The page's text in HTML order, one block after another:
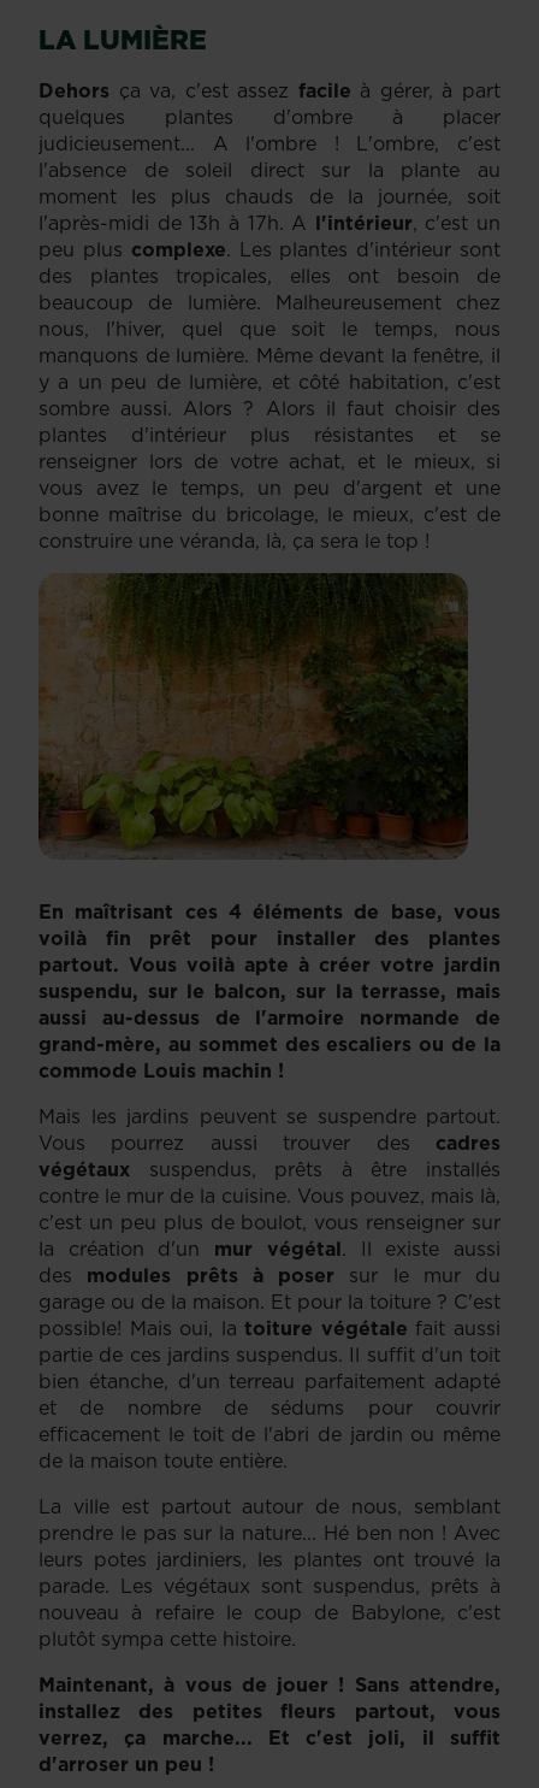
LA LUMIÈRE
Dehors ça va, c'est assez facile à gérer, à part
quelques plantes d'ombre à placer
judicieusement... A l'ombre ! L'ombre, c'est
l'absence de soleil direct sur la plante au
moment les plus chauds de la journée, soit
l'après-midi de 13h à 17h. A l'intérieur, c'est un
peu plus complexe. Les plantes d'intérieur sont
des plantes tropicales, elles ont besoin de
beaucoup de lumière. Malheureusement chez
nous, l'hiver, quel que soit le temps, nous
manquons de lumière. Même devant la fenêtre, il
y a un peu de lumière, et côté habitation, c'est
sombre aussi. Alors ? Alors il faut choisir des
plantes d'intérieur plus résistantes et se
renseigner lors de votre achat, et le mieux, si
vous avez le temps, un peu d'argent et une
bonne maîtrise du bricolage, le mieux, c'est de
construire une véranda, là, ça sera le top !
En maîtrisant ces 4 éléments de base, vous
voilà fin prêt pour installer des plantes
partout. Vous voilà apte à créer votre jardin
suspendu, sur le balcon, sur la terrasse, mais
aussi au-dessus de l'armoire normande de
grand-mère, au sommet des escaliers ou de la
commode Louis machin !
Mais les jardins peuvent se suspendre partout.
Vous pourrez aussi trouver des cadres
végétaux suspendus, prêts à être installés
contre le mur de la cuisine. Vous pouvez, mais là,
c'est un peu plus de boulot, vous renseigner sur
la création d'un mur végétal. Il existe aussi
des modules prêts à poser sur le mur du
garage ou de la maison. Et pour la toiture ? C'est
possible! Mais oui, latoiture végétale fait aussi
partie de ces jardins suspendus. Il suffit d'un toit
bien étanche, d'un terreau parfaitement adapté
et de nombre de sédums pour couvrir
efficacement le toit de l'abri de jardin ou même
de la maison toute entière.
La ville est partout autour de nous, semblant
prendre le pas sur la nature... Hé ben non ! Avec
leurs potes jardiniers, les plantes ont trouvé la
parade. Les végétaux sont suspendus, prêts à
nouveau à refaire le coup de Babylone, c'est
plutôt sympa cette histoire.
Maintenant, à vous de jouer ! Sans attendre,
installez des petites fleurs partout, vous
verrez, ça marche... Et c'est joli, il suffit
d'arroser un peu !